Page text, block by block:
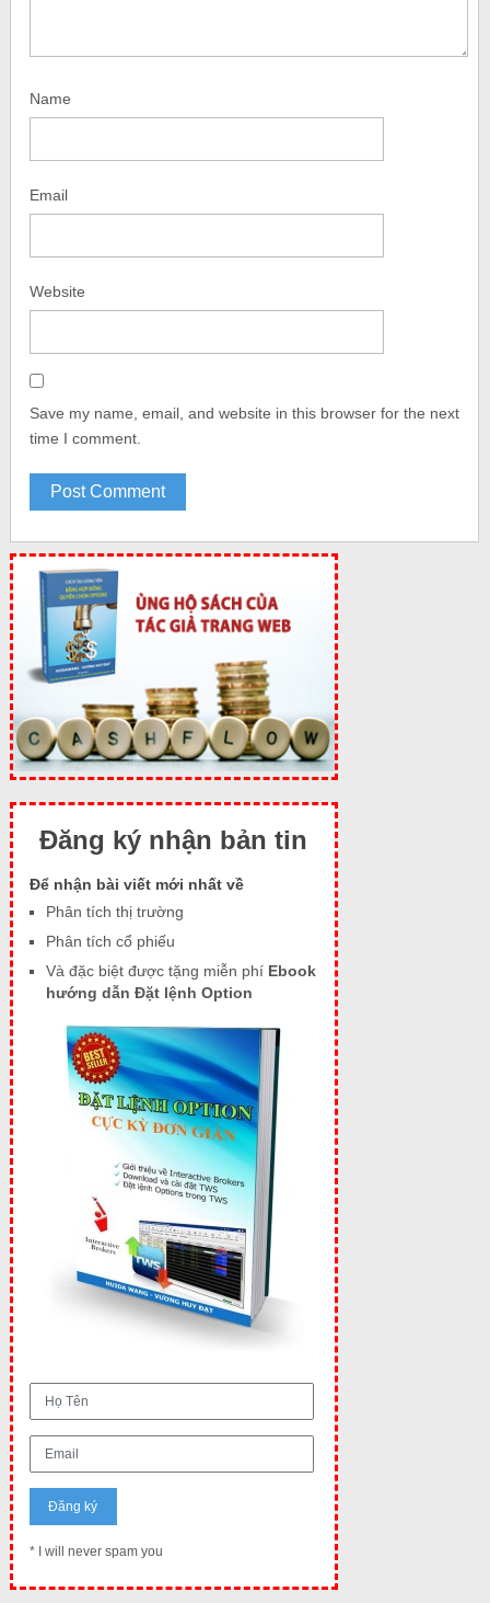
Name
Email
Website
Save my name, email, and website in this browser for the next
time I comment.
Đăng ký nhận bản tin
Để nhận bài viết mới nhất về
Phân tích thị trường
Phân tích cổ phiếu
Và đặc biệt được tặng miễn phí Ebook
hướng dẫn Đặt lệnh Option
* I will never spam you